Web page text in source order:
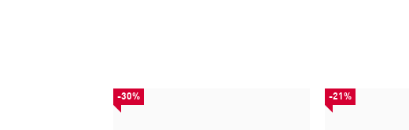
-30% -21%